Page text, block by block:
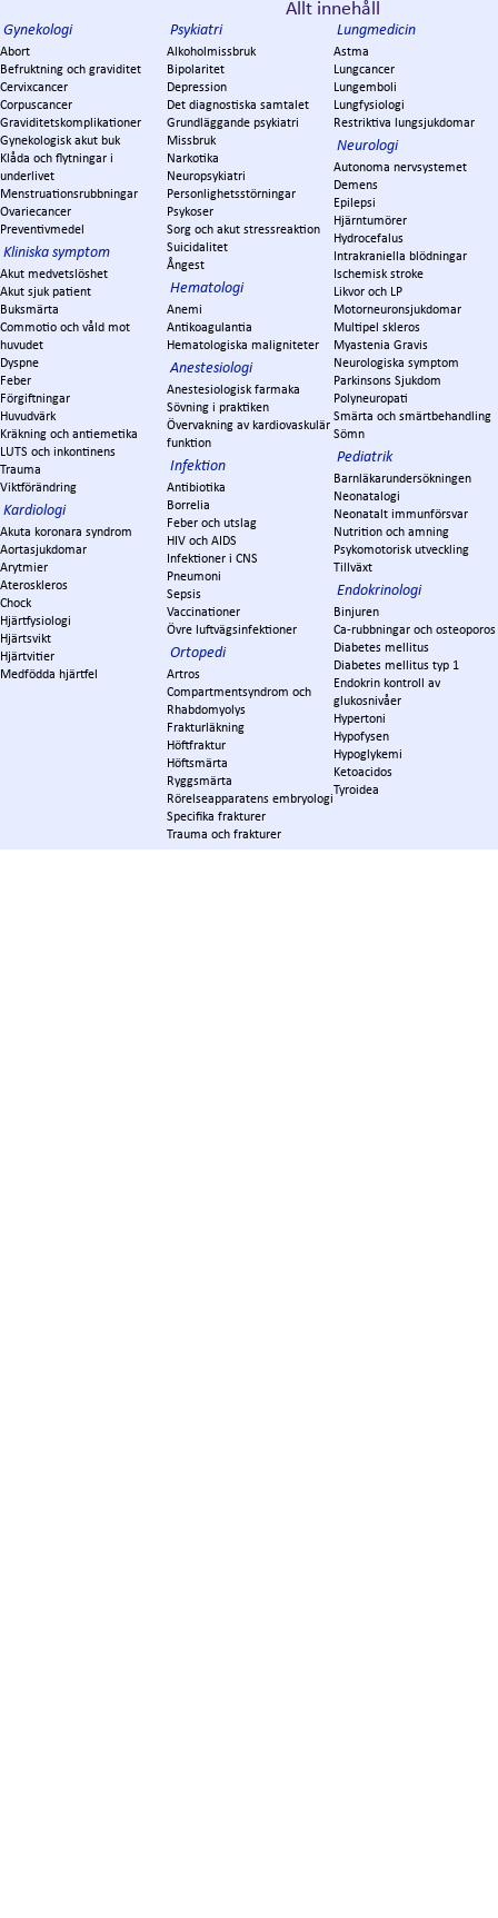
Allt innehåll
Gynekologi
Abort
Befruktning och graviditet
Cervixcancer
Corpuscancer
Graviditetskomplikationer
Gynekologisk akut buk
Klåda och flytningar i
underlivet
Menstruationsrubbningar
Ovariecancer
Preventivmedel
Kliniska symptom
Akut medvetslöshet
Akut sjuk patient
Buksmärta
Commotio och våld mot
huvudet
Dyspne
Feber
Förgiftningar
Huvudvärk
Kräkning och antiemetika
LUTS och inkontinens
Trauma
Viktförändring
Kardiologi
Akuta koronara syndrom
Aortasjukdomar
Arytmier
Ateroskleros
Chock
Hjärtfysiologi
Hjärtsvikt
Hjärtvitier
Medfödda hjärtfel
Psykiatri
Alkoholmissbruk
Bipolaritet
Depression
Det diagnostiska samtalet
Grundläggande psykiatri
Missbruk
Narkotika
Neuropsykiatri
Personlighetsstörningar
Psykoser
Sorg och akut stressreaktion
Suicidalitet
Ångest
Hematologi
Anemi
Antikoagulantia
Hematologiska maligniteter
Anestesiologi
Anestesiologisk farmaka
Sövning i praktiken
Övervakning av kardiovaskulär
funktion
Infektion
Antibiotika
Borrelia
Feber och utslag
HIV och AIDS
Infektioner i CNS
Pneumoni
Sepsis
Vaccinationer
Övre luftvägsinfektioner
Ortopedi
Artros
Compartmentsyndrom och
Rhabdomyolys
Frakturläkning
Höftfraktur
Höftsmärta
Ryggsmärta
Rörelseapparatens embryologi
Specifika frakturer
Trauma och frakturer
Lungmedicin
Astma
Lungcancer
Lungemboli
Lungfysiologi
Restriktiva lungsjukdomar
Neurologi
Autonoma nervsystemet
Demens
Epilepsi
Hjärntumörer
Hydrocefalus
Intrakraniella blödningar
Ischemisk stroke
Likvor och LP
Motorneuronsjukdomar
Multipel skleros
Myastenia Gravis
Neurologiska symptom
Parkinsons Sjukdom
Polyneuropati
Smärta och smärtbehandling
Sömn
Pediatrik
Barnläkarundersökningen
Neonatalogi
Neonatalt immunförsvar
Nutrition och amning
Psykomotorisk utveckling
Tillväxt
Endokrinologi
Binjuren
Ca-rubbningar och osteoporos
Diabetes mellitus
Diabetes mellitus typ 1
Endokrin kontroll av
glukosnivåer
Hypertoni
Hypofysen
Hypoglykemi
Ketoacidos
Tyroidea